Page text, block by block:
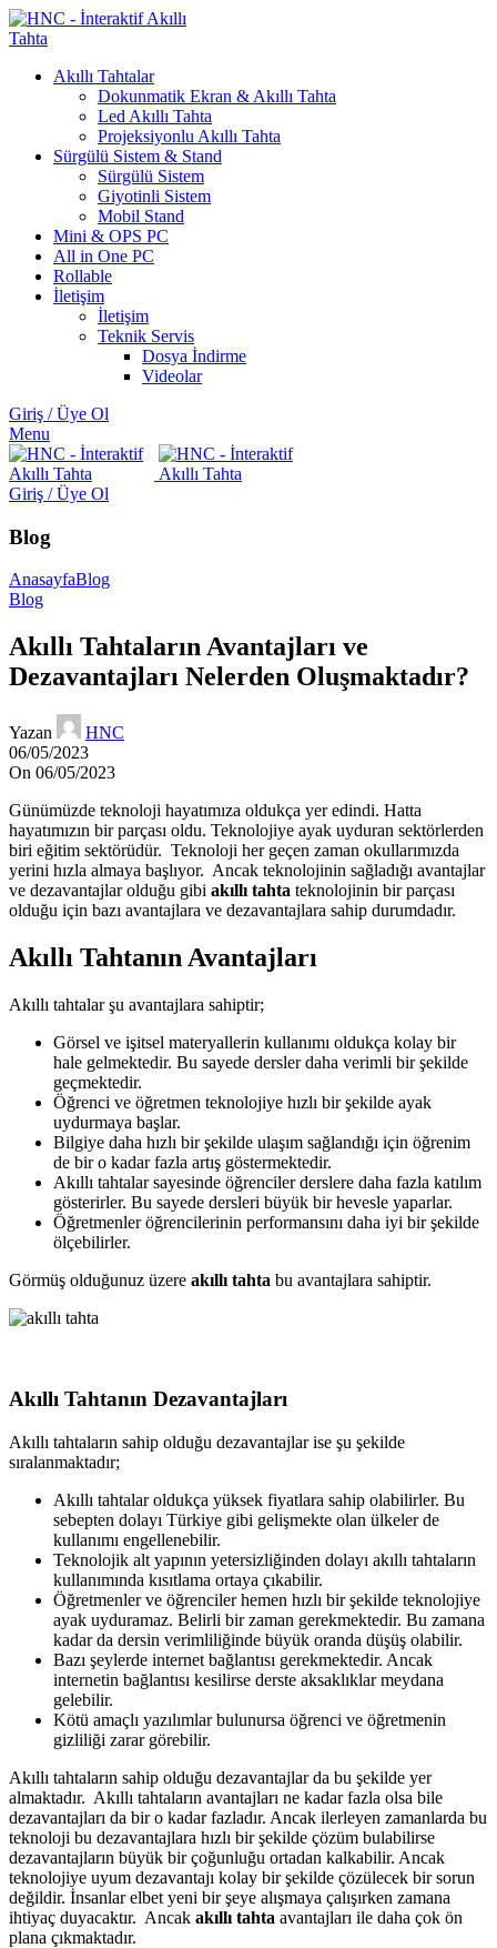
Akıllı Tahtalar
Dokunmatik Ekran & Akıllı Tahta
Led Akıllı Tahta
Projeksiyonlu Akıllı Tahta
Sürgülü Sistem & Stand
Sürgülü Sistem
Giyotinli Sistem
Mobil Stand
Mini & OPS PC
All in One PC
Rollable
İletişim
İletişim
Teknik Servis
Dosya İndirme
Videolar
Giriş / Üye Ol
Menu
Giriş / Üye Ol
Blog
AnasayfaBlog
Blog
Akıllı Tahtaların Avantajları ve
Dezavantajları Nelerden Oluşmaktadır?
Yazan
HNC
06/05/2023
On 06/05/2023
Günümüzde teknoloji hayatımıza oldukça yer edindi. Hatta
hayatımızın bir parçası oldu. Teknolojiye ayak uyduran sektörlerden
biri eğitim sektörüdür. Teknoloji her geçen zaman okullarımızda
yerini hızla almaya başlıyor. Ancak teknolojinin sağladığı avantajlar
ve dezavantajlar olduğu gibi akıllı tahta teknolojinin bir parçası
olduğu için bazı avantajlara ve dezavantajlara sahip durumdadır.
Akıllı Tahtanın Avantajları
Akıllı tahtalar şu avantajlara sahiptir;
Görsel ve işitsel materyallerin kullanımı oldukça kolay bir
hale gelmektedir. Bu sayede dersler daha verimli bir şekilde
geçmektedir.
Öğrenci ve öğretmen teknolojiye hızlı bir şekilde ayak
uydurmaya başlar.
Bilgiye daha hızlı bir şekilde ulaşım sağlandığı için öğrenim
de bir o kadar fazla artış göstermektedir.
Akıllı tahtalar sayesinde öğrenciler derslere daha fazla katılım
gösterirler. Bu sayede dersleri büyük bir hevesle yaparlar.
Öğretmenler öğrencilerinin performansını daha iyi bir şekilde
ölçebilirler.
Görmüş olduğunuz üzere akıllı tahta bu avantajlara sahiptir.
Akıllı Tahtanın Dezavantajları
Akıllı tahtaların sahip olduğu dezavantajlar ise şu şekilde
sıralanmaktadır;
Akıllı tahtalar oldukça yüksek fiyatlara sahip olabilirler. Bu
sebepten dolayı Türkiye gibi gelişmekte olan ülkeler de
kullanımı engellenebilir.
Teknolojik alt yapının yetersizliğinden dolayı akıllı tahtaların
kullanımında kısıtlama ortaya çıkabilir.
Öğretmenler ve öğrenciler hemen hızlı bir şekilde teknolojiye
ayak uyduramaz. Belirli bir zaman gerekmektedir. Bu zamana
kadar da dersin verimliliğinde büyük oranda düşüş olabilir.
Bazı şeylerde internet bağlantısı gerekmektedir. Ancak
internetin bağlantısı kesilirse derste aksaklıklar meydana
gelebilir.
Kötü amaçlı yazılımlar bulunursa öğrenci ve öğretmenin
gizliliği zarar görebilir.
Akıllı tahtaların sahip olduğu dezavantajlar da bu şekilde yer
almaktadır. Akıllı tahtaların avantajları ne kadar fazla olsa bile
dezavantajları da bir o kadar fazladır. Ancak ilerleyen zamanlarda bu
teknoloji bu dezavantajlara hızlı bir şekilde çözüm bulabilirse
dezavantajların büyük bir çoğunluğu ortadan kalkabilir. Ancak
teknolojiye uyum dezavantajı kolay bir şekilde çözülecek bir sorun
değildir. İnsanlar elbet yeni bir şeye alışmaya çalışırken zamana
ihtiyaç duyacaktır. Ancak akıllı tahta avantajları ile daha çok ön
plana çıkmaktadır.